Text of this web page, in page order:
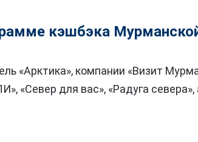
кэшбэка
«Арктика», компании «Визит
«Север для вас», «Радуга